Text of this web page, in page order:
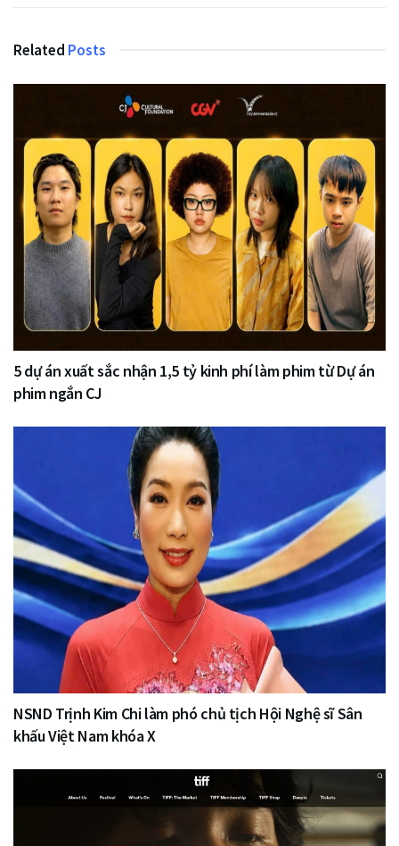
Related Posts
5 dự án xuất sắc nhận 1,5 tỷ kinh phí làm phim từ Dự án
phim ngắn CJ
NSND Trịnh Kim Chi làm phó chủ tịch Hội Nghệ sĩ Sân
khấu Việt Nam khóa X